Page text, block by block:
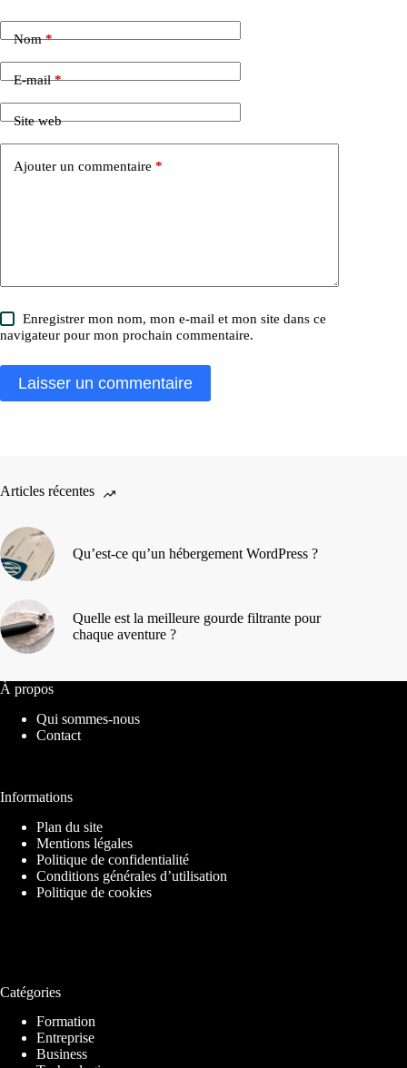
Nom*
E-mail*
Site web
Ajouter un commentaire *
Enregistrer mon nom, mon e-mail et mon site dans ce
navigateur pour mon prochain commentaire.
Laisser un commentaire
Articles récentes
Qu’est-ce qu’un hébergement WordPress ?
Quelle est la meilleure gourde filtrante pour
chaque aventure ?
À propos
Qui sommes-nous
Contact
Informations
Plan du site
Mentions légales
Politique de confidentialité
Conditions générales d’utilisation
Politique de cookies
Catégories
Formation
Entreprise
Business